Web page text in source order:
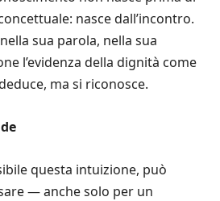
nasce dall’incontro.
sua parola, nella sua
l’evidenza della dignità come
ma si riconosce.
questa intuizione, può
— anche solo per un